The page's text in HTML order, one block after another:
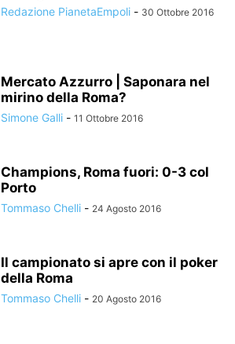
Redazione PianetaEmpoli - 30 Ottobre 2016
Mercato Azzurro | Saponara nel
mirino della Roma?
Simone Galli - 11 Ottobre 2016
Champions, Roma fuori: 0-3 col
Porto
Tommaso Chelli - 24 Agosto 2016
Il campionato si apre con il poker
della Roma
Tommaso Chelli - 20 Agosto 2016